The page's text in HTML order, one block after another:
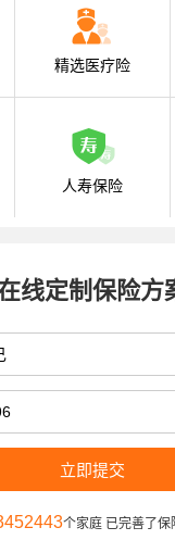
精选医疗险
人寿保险
线定制保险方
立即提交
个家庭 已完善了保